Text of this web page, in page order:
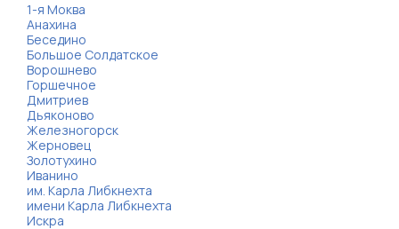
1-я Моква
Анахина
Беседино
Большое Солдатское
Ворошнево
Горшечное
Дмитриев
Дьяконово
Железногорск
Жерновец
Золотухино
Иванино
им. Карла Либкнехта
имени Карла Либкнехта
Искра